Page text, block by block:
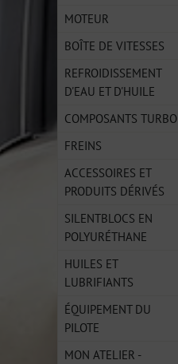
MOTEUR
BOÎTE DE VITESSES
REFROIDISSEMENT
D'EAU ET D'HUILE
COMPOSANTS TURBO
FREINS
ACCESSOIRES ET
PRODUITS DÉRIVÉS
SILENTBLOCS EN
POLYURÉTHANE
HUILES ET
LUBRIFIANTS
ÉQUIPEMENT DU
PILOTE
MON ATELIER -